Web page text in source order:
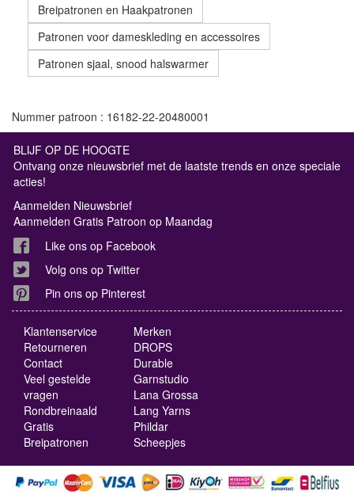
Breipatronen en Haakpatronen
Patronen voor dameskleding en accessoires
Patronen sjaal, snood halswarmer
Nummer patroon : 16182-22-20480001
BLIJF OP DE HOOGTE
Ontvang onze nieuwsbrief met de laatste trends en onze speciale
acties!
Aanmelden Nieuwsbrief
Aanmelden Gratis Patroon op Maandag
Like ons op Facebook
Volg ons op Twitter
Pin ons op Pinterest
Klantenservice
Retourneren
Contact
Veel gestelde
vragen
Rondbreinaald
Gratis
Breipatronen
Merken
DROPS
Durable
Garnstudio
Lana Grossa
Lang Yarns
Phildar
Scheepjes